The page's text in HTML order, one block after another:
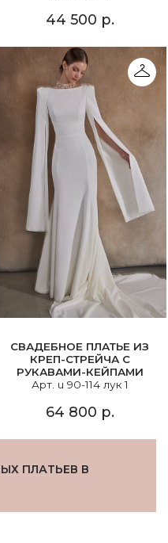
44 500 р.
СВАДЕБНОЕ ПЛАТЬЕ ИЗ
КРЕП-СТРЕЙЧА С
РУКАВАМИ-КЕЙПАМИ
Арт. u 90-114 лук 1
64 800 р.
ПЛАТЬЕВ В